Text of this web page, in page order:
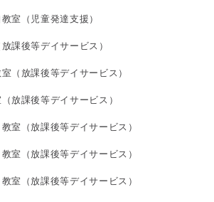
室（児童発達支援）
課後等デイサービス）
（放課後等デイサービス）
放課後等デイサービス）
室（放課後等デイサービス）
室（放課後等デイサービス）
室（放課後等デイサービス）